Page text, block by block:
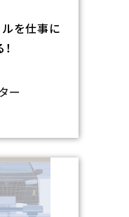
を仕事に
ー